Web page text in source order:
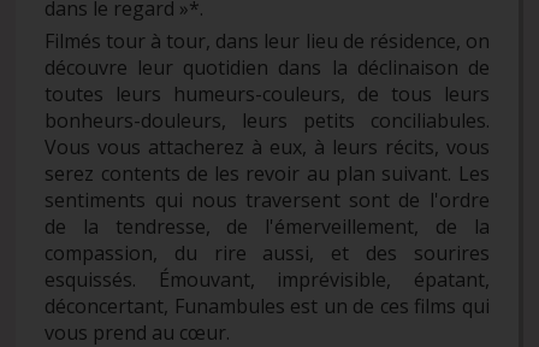
dans le regard »*.
Filmés tour à tour, dans leur lieu de résidence, on
découvre leur quotidien dans la déclinaison de
toutes leurs humeurs-couleurs, de tous leurs
bonheurs-douleurs, leurs petits conciliabules.
Vous vous attacherez à eux, à leurs récits, vous
serez contents de les revoir au plan suivant. Les
sentiments qui nous traversent sont de l'ordre
de la tendresse, de l'émerveillement, de la
compassion, du rire aussi, et des sourires
esquissés. Émouvant, imprévisible, épatant,
déconcertant, Funambules est un de ces films qui
vous prend au cœur.